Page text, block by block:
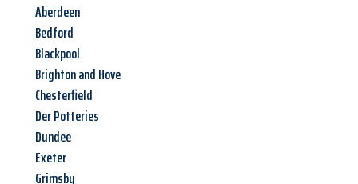
Aberdeen
Bedford
Blackpool
Brighton and Hove
Chesterfield
Der Potteries
Dundee
Exeter
Grimsby